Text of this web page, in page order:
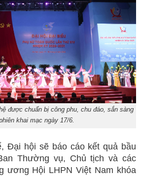
được chuẩn bị công phu, chu đáo, sắn sàng
khai mạc ngày 17/6.
Đại hội sẽ báo cáo kết quả bầu
Thường vụ, Chủ tịch và các
ương Hội LHPN Việt Nam khóa